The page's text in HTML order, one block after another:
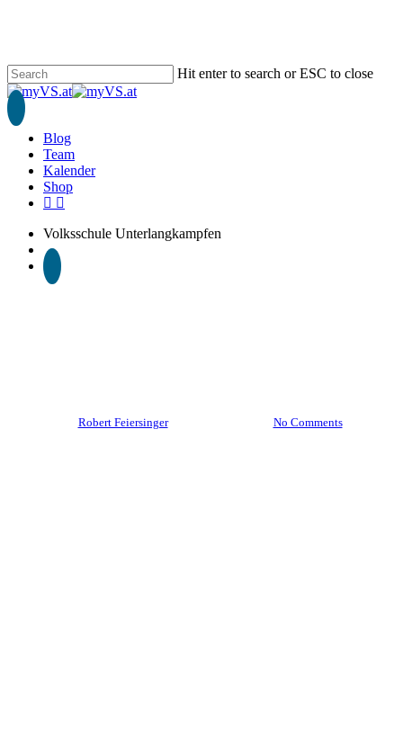
content
Hit enter to search or ESC to close
Close
Search
search
Blog
Team
Kalender
Shop
phone
email
Volksschule Unterlangkampfen
search
Robert Feiersinger No Comments